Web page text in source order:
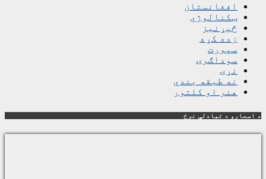
افغانستان
ټکنالوژي
څیړنیز
زده کړه
سپورت
سوداګرۍ
نړۍ
نه طبقه بندي
هنر او کلتور
د اسعارو د تبادلې نرخ